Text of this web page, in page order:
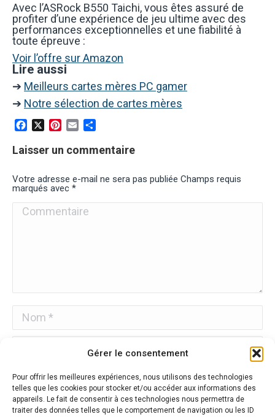
Gérer le consentement
Pour offrir les meilleures expériences, nous utilisons des technologies
telles que les cookies pour stocker et/ou accéder aux informations des
appareils. Le fait de consentir à ces technologies nous permettra de
traiter des données telles que le comportement de navigation ou les ID
Avec l’ASRock B550 Taichi, vous êtes assuré de
profiter d’une expérience de jeu ultime avec des
performances exceptionnelles et une fiabilité à
toute épreuve :
Voir l’offre sur Amazon
Lire aussi
➔ Meilleurs cartes mères PC gamer
➔ Notre sélection de cartes mères
FacebookPinterest
Email
Laisser un commentaire
Votre adresse e-mail ne sera pas publiée Champs requis
marqués avec *
Commentaire
Nom *
E-mail *
Site Web
Enregistrez mon nom, mon e-mail et mon site Web dans